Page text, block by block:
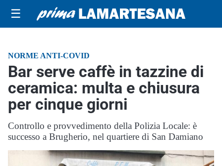
☰
NORME ANTI-COVID
Bar serve caffè in tazzine di
ceramica: multa e chiusura
per cinque giorni
Controllo e provvedimento della Polizia Locale: è
successo a Brugherio, nel quartiere di San Damiano